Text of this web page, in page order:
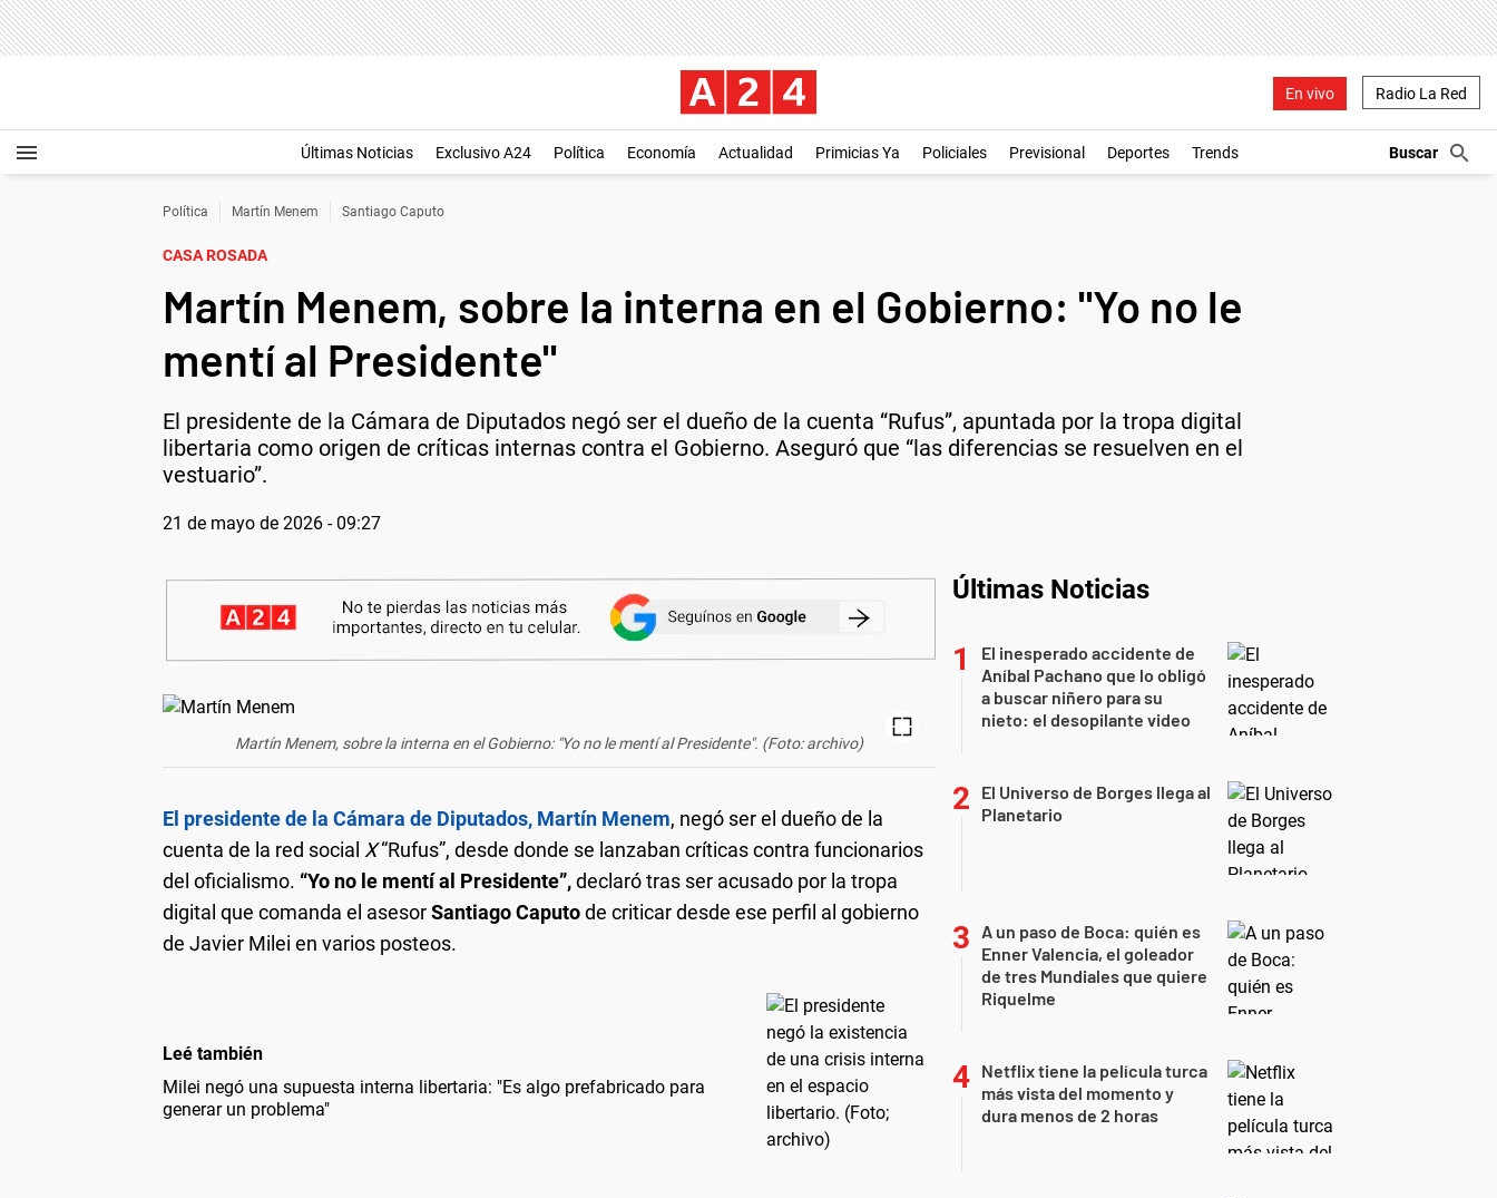
En vivo Radio La Red
Últimas Noticias Exclusivo A24 Política Economía Actualidad Primicias Ya Policiales Previsional Deportes Trends
Política Martín Menem Santiago Caputo
CASA ROSADA
Martín Menem, sobre la interna en el Gobierno: "Yo no le
mentí al Presidente"
El presidente de la Cámara de Diputados negó ser el dueño de la cuenta “Rufus”, apuntada por la tropa digital
libertaria como origen de críticas internas contra el Gobierno. Aseguró que “las diferencias se resuelven en el
vestuario”.
21 de mayo de 2026 - 09:27
Martín Menem, sobre la interna en el Gobierno: "Yo no le mentí al Presidente". (Foto: archivo)
El presidente de la Cámara de Diputados, Martín Menem, negó ser el dueño de la
cuenta de la red social X“Rufus”, desde donde se lanzaban críticas contra funcionarios
del oficialismo. “Yo no le mentí al Presidente”,declaró tras ser acusado por la tropa
digital que comanda el asesorSantiago Caputode criticar desde ese perfil al gobierno
de Javier Milei en varios posteos.
Leé también
Milei negó una supuesta interna libertaria: "Es algo prefabricado para
generar un problema"
Últimas Noticias
El inesperado accidente de
Aníbal Pachano que lo obligó
a buscar niñero para su
nieto: el desopilante video
El Universo de Borges llega al
Planetario
A un paso de Boca: quién es
Enner Valencia, el goleador
de tres Mundiales que quiere
Riquelme
Netflix tiene la película turca
más vista del momento y
dura menos de 2 horas